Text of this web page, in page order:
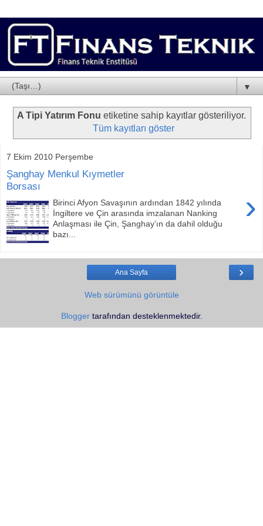
▼
A Tipi Yatırım Fonu etiketine sahip kayıtlar gösteriliyor.
Tüm kayıtları göster
7 Ekim 2010 Perşembe
Şanghay Menkul Kıymetler
Borsası
›
Birinci Afyon Savaşının ardından 1842 yılında
İngiltere ve Çin arasında imzalanan Nanking
Anlaşması ile Çin, Şanghay’ın da dahil olduğu
bazı...
›
Ana Sayfa
Web sürümünü görüntüle
Bloggertarafından desteklenmektedir.